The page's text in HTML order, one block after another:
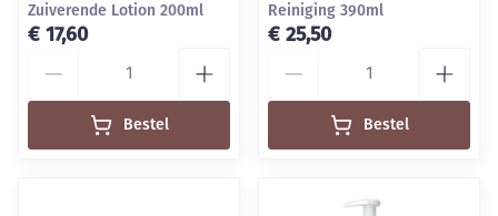
Zuiverende Lotion 200ml
€ 17,60
Bestel
Reiniging 390ml
€ 25,50
Bestel